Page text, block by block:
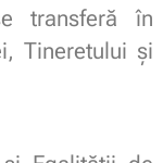
transferă în
Tineretului și